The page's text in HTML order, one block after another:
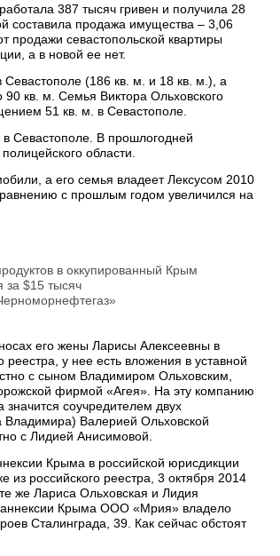
387 тысяч гривен и получила 28
составила продажа имущества – 3,06
продажи севастопольской квартиры
а в новой ее нет.
(186 кв. м. и 18 кв. м.), а
90 кв. м. Семья Виктора Ольховского
51 кв. м. в Севастополе.
Севастополе. В прошлогодней
области.
а его семья владеет Лексусом 2010
с прошлым годом увеличился на
в оккупированный Крым
за $15 тысяч
его жены Ларисы Алексеевны в
у нее есть вложения в уставной
с сыном Владимиром Ольховским,
фирмой «Агея». На эту компанию
соучредителем двух
Владимира) Валерией Ольховской
с Лидией Анисимовой.
Крыма в российской юрисдикции
российского реестра, 3 октября 2014
же Лариса Ольховская и Лидия
Крыма ООО «Мрия» владело
Сталинграда, 39. Как сейчас обстоят